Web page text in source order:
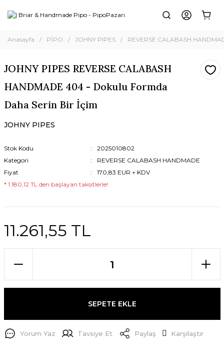
Anasayfa PİPO JOHNY PIPES REVERSE CALABASH
JOHNY PIPES REVERSE CALABASH
HANDMADE 404 - Dokulu Formda
Daha Serin Bir İçim
JOHNY PIPES
Stok Kodu
2025010802
Kategori
REVERSE CALABASH HANDMADE
Fiyat
170,83 EUR + KDV
* 1.180,12 TL den başlayan taksitlerle!
11.261,55 TL
SEPETE EKLE
Yorum Yaz Tavsiye Et Paylaş Karşılaştır